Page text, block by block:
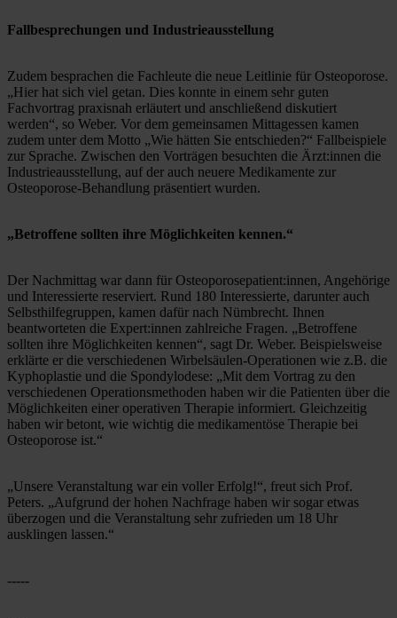
Fallbesprechungen und Industrieausstellung
Zudem besprachen die Fachleute die neue Leitlinie für Osteoporose.
„Hier hat sich viel getan. Dies konnte in einem sehr guten
Fachvortrag praxisnah erläutert und anschließend diskutiert
werden“, so Weber. Vor dem gemeinsamen Mittagessen kamen
zudem unter dem Motto „Wie hätten Sie entschieden?“ Fallbeispiele
zur Sprache. Zwischen den Vorträgen besuchten die Ärzt:innen die
Industrieausstellung, auf der auch neuere Medikamente zur
Osteoporose-Behandlung präsentiert wurden.
„Betroffene sollten ihre Möglichkeiten kennen.“
Der Nachmittag war dann für Osteoporosepatient:innen, Angehörige
und Interessierte reserviert. Rund 180 Interessierte, darunter auch
Selbsthilfegruppen, kamen dafür nach Nümbrecht. Ihnen
beantworteten die Expert:innen zahlreiche Fragen. „Betroffene
sollten ihre Möglichkeiten kennen“, sagt Dr. Weber. Beispielsweise
erklärte er die verschiedenen Wirbelsäulen-Operationen wie z.B. die
Kyphoplastie und die Spondylodese: „Mit dem Vortrag zu den
verschiedenen Operationsmethoden haben wir die Patienten über die
Möglichkeiten einer operativen Therapie informiert. Gleichzeitig
haben wir betont, wie wichtig die medikamentöse Therapie bei
Osteoporose ist.“
„Unsere Veranstaltung war ein voller Erfolg!“, freut sich Prof.
Peters. „Aufgrund der hohen Nachfrage haben wir sogar etwas
überzogen und die Veranstaltung sehr zufrieden um 18 Uhr
ausklingen lassen.“
-----